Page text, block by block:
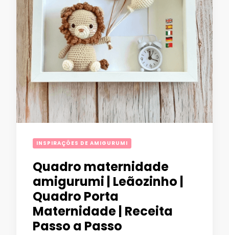
INSPIRAÇÕES DE AMIGURUMI
Quadro maternidade
amigurumi | Leãozinho |
Quadro Porta
Maternidade | Receita
Passo a Passo